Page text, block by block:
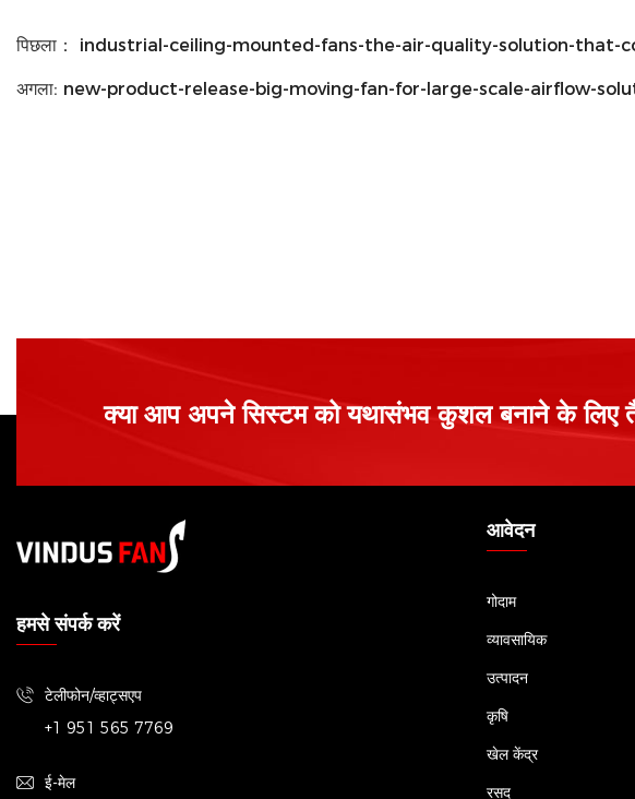
पिछला： industrial-ceiling-mounted-fans-the-air-quality-solution-that-could-
अगला: new-product-release-big-moving-fan-for-large-scale-airflow-
क्या आप अपने सिस्टम को यथासंभव कुशल बनाने के लिए
हमसे संपर्क करें
टेलीफोन/व्हाट्सएप
+1 951 565 7769
ई-मेल
आवेदन
गोदाम
व्यावसायिक
उत्पादन
कृषि
खेल केंद्र
रसद